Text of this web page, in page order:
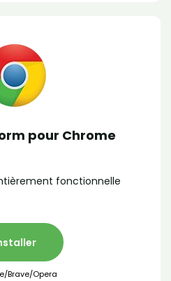
pour Chrome
fonctionnelle
Brave/Opera